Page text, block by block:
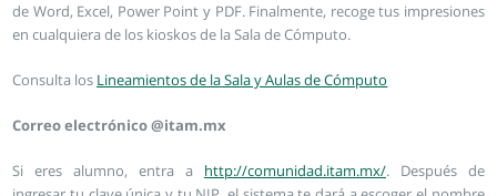
de Word, Excel, Power Point y PDF. Finalmente, recoge tus impresiones
en cualquiera de los kioskos de la Sala de Cómputo.
Consulta los Lineamientos de la Sala y Aulas de Cómputo
Correo electrónico @itam.mx
Si eres alumno, entra a http://comunidad.itam.mx/. Después de